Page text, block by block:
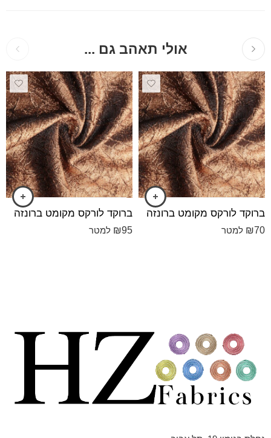
אולי תאהב גם ...
ברוקד לורקס מקומט ברונזה
₪70 למטר
ברוקד לורקס מקומט ברונזה
₪95 למטר